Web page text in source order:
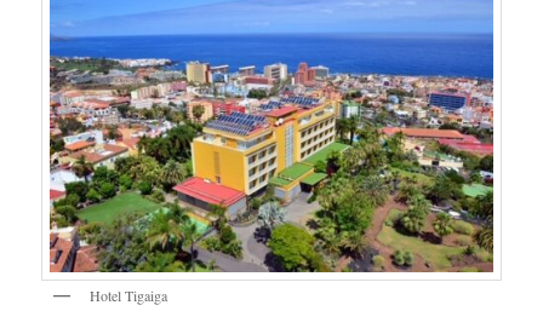
Hotel Tigaiga